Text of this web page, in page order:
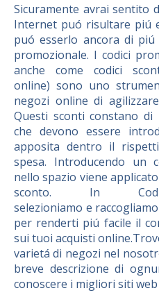
Sicuramente avrai sentito
Internet puó risultare piú
puó esserlo ancora di
promozionale. I codici
anche come codici
online) sono uno
negozi online di
Questi sconti constano di
che devono essere
apposita dentro il
spesa. Introducendo un
nello spazio viene
sconto. In Codici-
selezioniamo e
per renderti piú facile il
sui tuoi acquisti
varietá di negozi nel
breve descrizione di
conoscere i migliori siti